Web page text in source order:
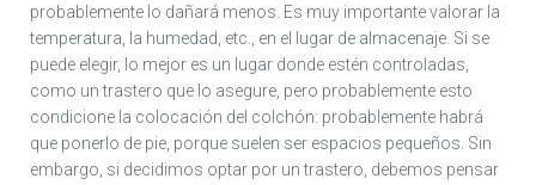
probablemente lo dañará menos. Es muy importante valorar la
temperatura, la humedad, etc., en el lugar de almacenaje. Si se
puede elegir, lo mejor es un lugar donde estén controladas,
como un trastero que lo asegure, pero probablemente esto
condicione la colocación del colchón: probablemente habrá
que ponerlo de pie, porque suelen ser espacios pequeños. Sin
embargo, si decidimos optar por un trastero, debemos pensar